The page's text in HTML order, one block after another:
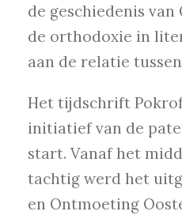
de geschiedenis van
de orthodoxie in
aan de relatie
Het tijdschrift Pokrof
initiatief van de
start. Vanaf het
tachtig werd het
en Ontmoeting